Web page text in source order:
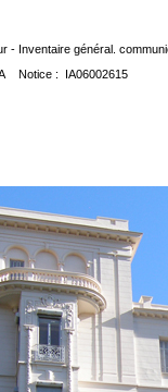
- Inventaire général.
Notice : IA06002615